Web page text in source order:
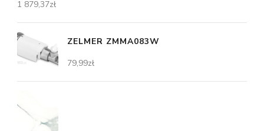
1 879,37zł
ZELMER ZMMA083W
79,99zł